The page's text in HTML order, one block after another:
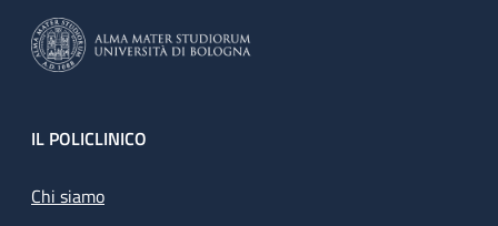
Footer
IL POLICLINICO
Chi siamo